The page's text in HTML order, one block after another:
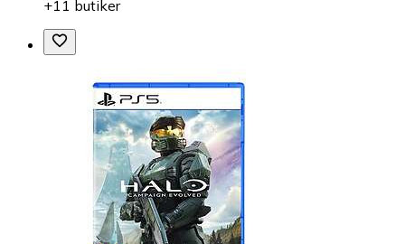
+11 butiker